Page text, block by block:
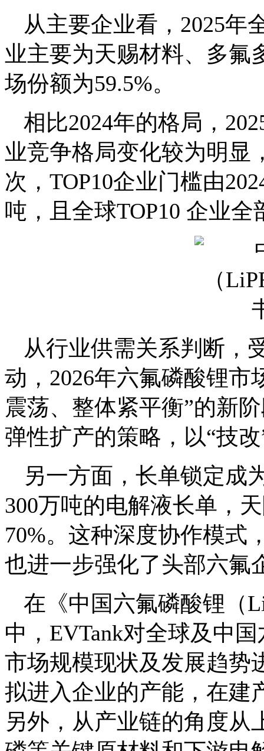
从主要企业看，2025年
业主要为天赐材料、多氟
场份额为59.5%。
相比2024年的格局，
业竞争格局变化较为明显
次，TOP10企业门槛由
吨，且全球TOP10 企业
从行业供需关系判断，
动，2026年六氟磷酸锂市
震荡、整体紧平衡”的新
弹性扩产的策略，以“技
另一方面，长单锁定成
300万吨的电解液长单，
70%。这种深度协作模式
也进一步强化了头部六氟
在《中国六氟磷酸锂（
中，EVTank对全球及中
市场规模现状及发展趋势
拟进入企业的产能，在建
另外，从产业链的角度从